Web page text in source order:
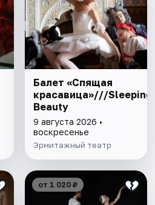
Балет «Спящая
красавица»///Sleeping
Beauty
9 августа 2026 •
воскресенье
Эрмитажный театр
от 1 020 ₽